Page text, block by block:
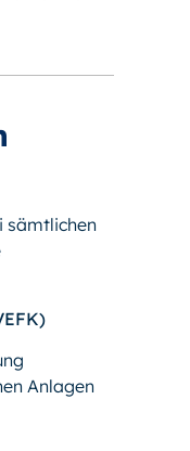
sämtlichen
Anlagen